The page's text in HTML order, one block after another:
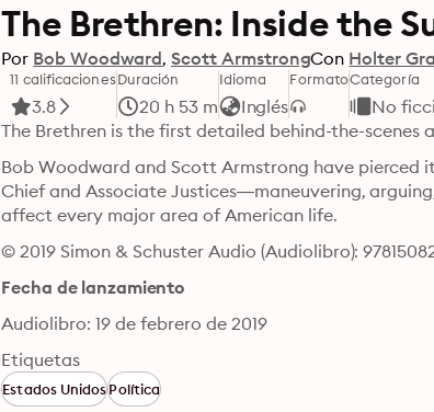
The Brethren: Inside the
Por Bob Woodward Scott ArmstrongCon Holter
11 calificaciones
3.8
Duración
20 h 53 m
Idioma
Inglés
FormatoCategoría
No
The Brethren is the first detailed behind-the-
Bob Woodward and Scott Armstrong have pierced
Chief and Associate Justices—maneuvering,
affect every major area of American life.
© 2019 Simon & Schuster Audio (Audiolibro):
Fecha de lanzamiento
Audiolibro: 19 de febrero de 2019
Etiquetas
Estados UnidosPolítica